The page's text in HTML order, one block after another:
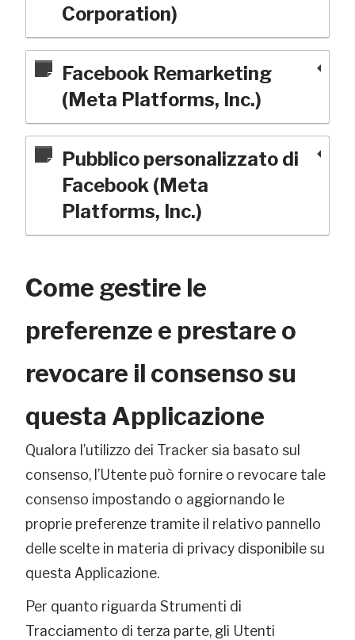
Corporation)
Facebook Remarketing
(Meta Platforms, Inc.)
Pubblico personalizzato di
Facebook (Meta
Platforms, Inc.)
Come gestire le
preferenze e prestare o
revocare il consenso su
questa Applicazione
Qualora l’utilizzo dei Tracker sia basato sul
consenso, l’Utente può fornire o revocare tale
consenso impostando o aggiornando le
proprie preferenze tramite il relativo pannello
delle scelte in materia di privacy disponibile su
questa Applicazione.
Per quanto riguarda Strumenti di
Tracciamento di terza parte, gli Utenti